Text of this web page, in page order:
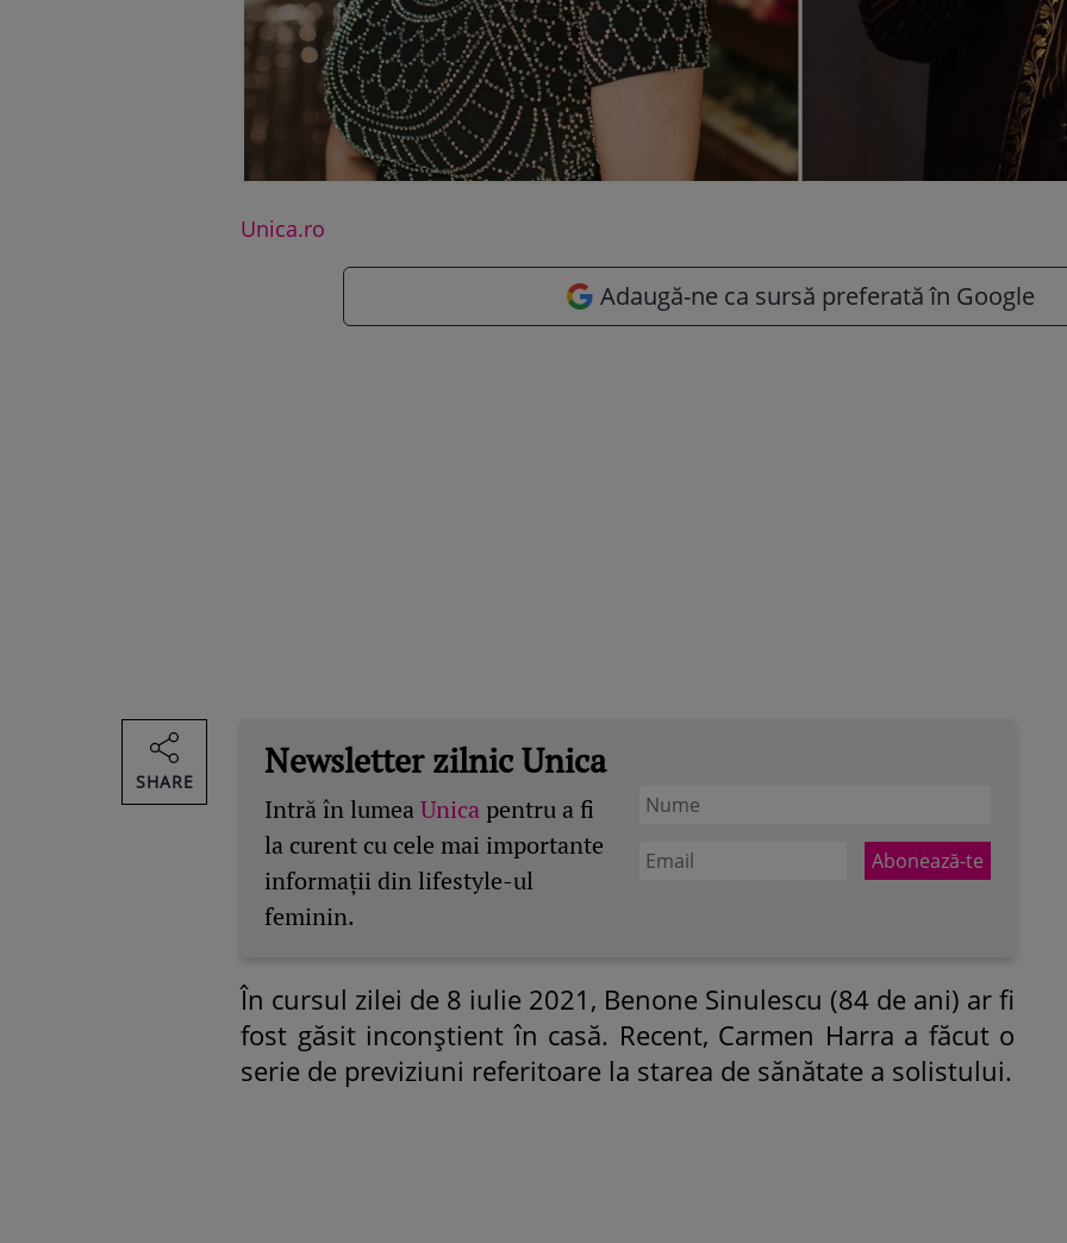
Unica.ro
Adaugă-ne ca sursă preferată în Google
Newsletter zilnic Unica
Intră în lumeaUnica pentru a fi
la curent cu cele mai importante
informații din lifestyle-ul
feminin.
În cursul zilei de 8 iulie 2021, Benone Sinulescu (84 de ani) ar fi
fost găsit inconștient în casă. Recent, Carmen Harra a făcut o
serie de previziuni referitoare la starea de sănătate a solistului.
SHARE